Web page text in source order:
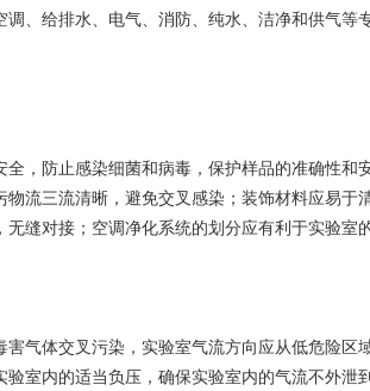
调、给排水、电气、消防、纯水、洁净和供气等
防止感染细菌和病毒，保护样品的准确性和
物流三流清晰，避免交叉感染；装饰材料应易于
缝对接；空调净化系统的划分应有利于实验室
体交叉污染，实验室气流方向应从低危险区
室内的适当负压，确保实验室内的气流不外泄到